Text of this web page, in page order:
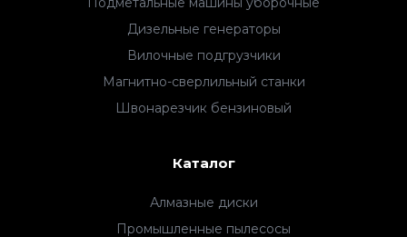
Дизельные генераторы
Вилочные подгрузчики
Магнитно-сверлильный станки
Швонарезчик бензиновый
Каталог
Алмазные диски
Промышленные пылесосы